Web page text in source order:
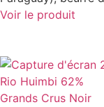
Voir le produit
Rio Huimbi 62%
Grands Crus Noir